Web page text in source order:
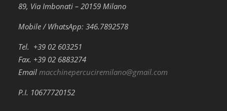
89, Via Imbonati – 20159 Milano
Mobile / WhatsApp: 346.7892578
Tel. +39 02 603251
Fax. +39 02 6883274
Email macchinepercuciremilano@gmail.com
P.I. 10677720152